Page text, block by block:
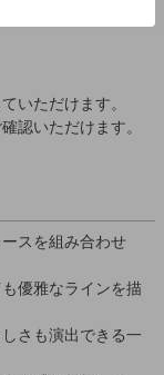
いただけます。
認いただけます。
スを組み合わせ
優雅なラインを描
さも演出できる一